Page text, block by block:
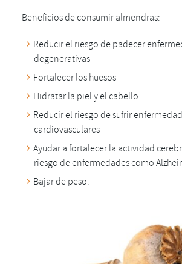
Beneficios de consumir almendras:
Reducir el riesgo de padecer
degenerativas
Fortalecer los huesos
Hidratar la piel y el cabello
Reducir el riesgo de sufrir
cardiovasculares
Ayudar a fortalecer la actividad
riesgo de enfermedades como
Bajar de peso.